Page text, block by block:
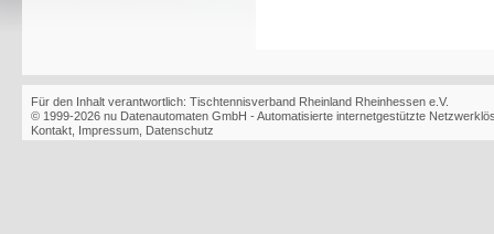
Für den Inhalt verantwortlich: Tischtennisverband Rheinland Rheinhessen e.V.
© 1999-2026 nu Datenautomaten GmbH - Automatisierte internetgestützte
Kontakt Impressum Datenschutz